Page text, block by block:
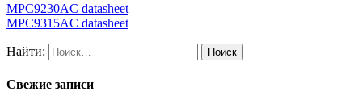
MPC9230AC datasheet
MPC9315AC datasheet
Найти:
Свежие записи